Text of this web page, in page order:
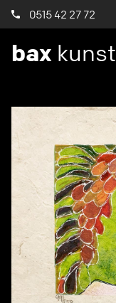
0515 42 27 72
bax kunst